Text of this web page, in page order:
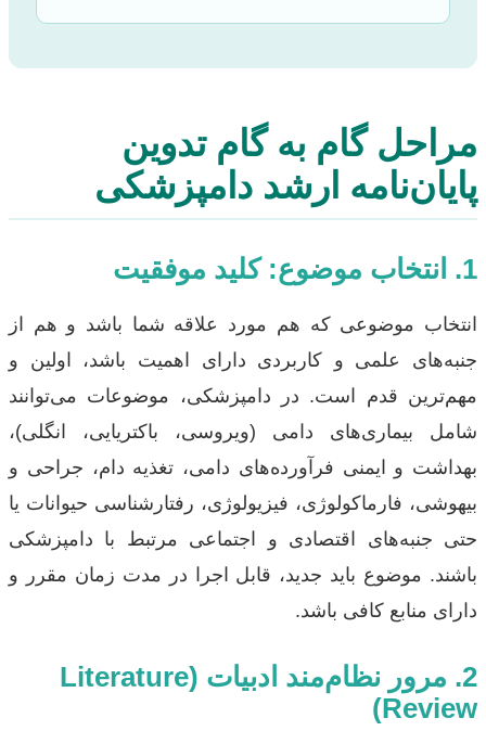
مراحل گام به گام تدوین
پایان‌نامه ارشد دامپزشکی
1. انتخاب موضوع: کلید موفقیت
انتخاب موضوعی که هم مورد علاقه شما باشد و هم از
جنبه‌های علمی و کاربردی دارای اهمیت باشد، اولین و
مهم‌ترین قدم است. در دامپزشکی، موضوعات می‌توانند
شامل بیماری‌های دامی (ویروسی، باکتریایی، انگلی)،
بهداشت و ایمنی فرآورده‌های دامی، تغذیه دام، جراحی و
بیهوشی، فارماکولوژی، فیزیولوژی، رفتارشناسی حیوانات یا
حتی جنبه‌های اقتصادی و اجتماعی مرتبط با دامپزشکی
باشند. موضوع باید جدید، قابل اجرا در مدت زمان مقرر و
دارای منابع کافی باشد.
2. مرور نظام‌مند ادبیات (Literature
Review)